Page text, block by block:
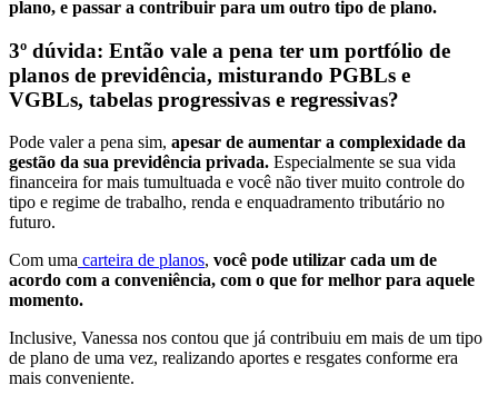
plano, e passar a contribuir para um outro tipo de plano.
3º dúvida: Então vale a pena ter um portfólio de
planos de previdência, misturando PGBLs e
VGBLs, tabelas progressivas e regressivas?
Pode valer a pena sim, apesar de aumentar a complexidade da
gestão da sua previdência privada. Especialmente se sua vida
financeira for mais tumultuada e você não tiver muito controle do
tipo e regime de trabalho, renda e enquadramento tributário no
futuro.
Com uma carteira de planos, você pode utilizar cada um de
acordo com a conveniência, com o que for melhor para aquele
momento.
Inclusive, Vanessa nos contou que já contribuiu em mais de um tipo
de plano de uma vez, realizando aportes e resgates conforme era
mais conveniente.